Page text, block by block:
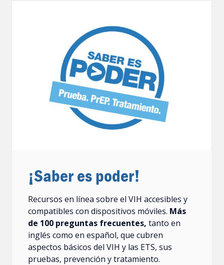
¡Saber es poder!
Recursos en línea sobre el VIH accesibles y
compatibles con dispositivos móviles. Más
de 100 preguntas frecuentes, tanto en
inglés como en español, que cubren
aspectos básicos del VIH y las ETS, sus
pruebas, prevención y tratamiento.